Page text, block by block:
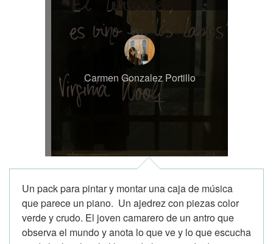
Carmen Gonzalez Portillo
Un pack para pintar y montar una caja de música
que parece un piano. Un ajedrez con piezas color
verde y crudo. El joven camarero de un antro que
observa el mundo y anota lo que ve y lo que escucha